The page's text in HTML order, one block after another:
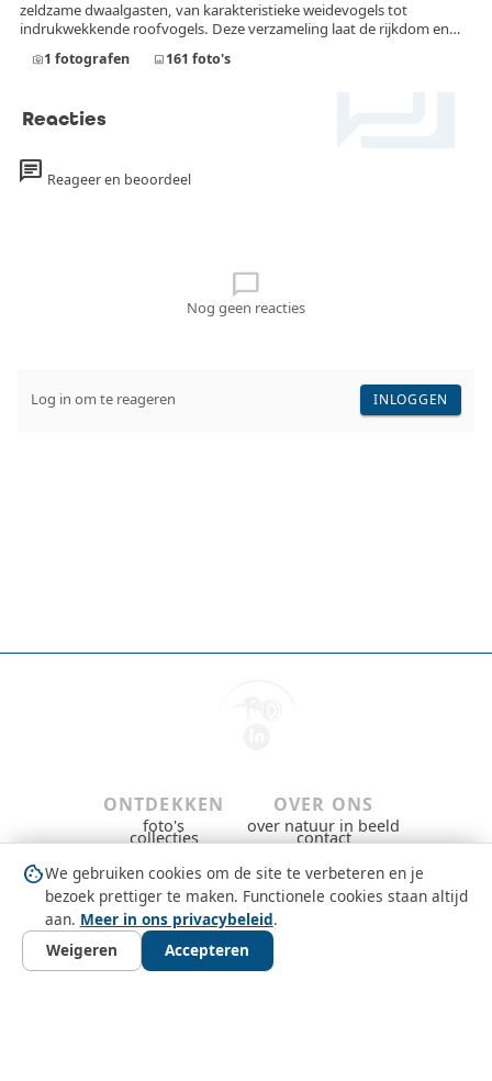
cookieWe gebruiken cookies om de site te verbeteren en je
bezoek prettiger te maken. Functionele cookies staan altijd
aan. Meer in ons privacybeleid.
Weigeren
Accepteren
zeldzame dwaalgasten, van karakteristieke weidevogels tot
indrukwekkende roofvogels. Deze verzameling laat de rijkdom en
worden uitsluitend foto’s opgenomen die daadwerkelijk in
standvogel, broedvogel, doortrekker, wintergast of incidentele
photo_camera1 fotografen image 161 foto's
Reacties
chat Reageer en beoordeel
chat_bubble_outline
Nog geen reacties
Log in om te reageren INLOGGEN
ONTDEKKEN
foto's
collecties
gebieden & groepen
dieren
nieuws
OVER ONS
over natuur in beeld
contact
privacybeleid
gebruiksvoorwaarden
copyright
MEEDOEN
gratis aanmelden
inloggen
photo_library layers place pets